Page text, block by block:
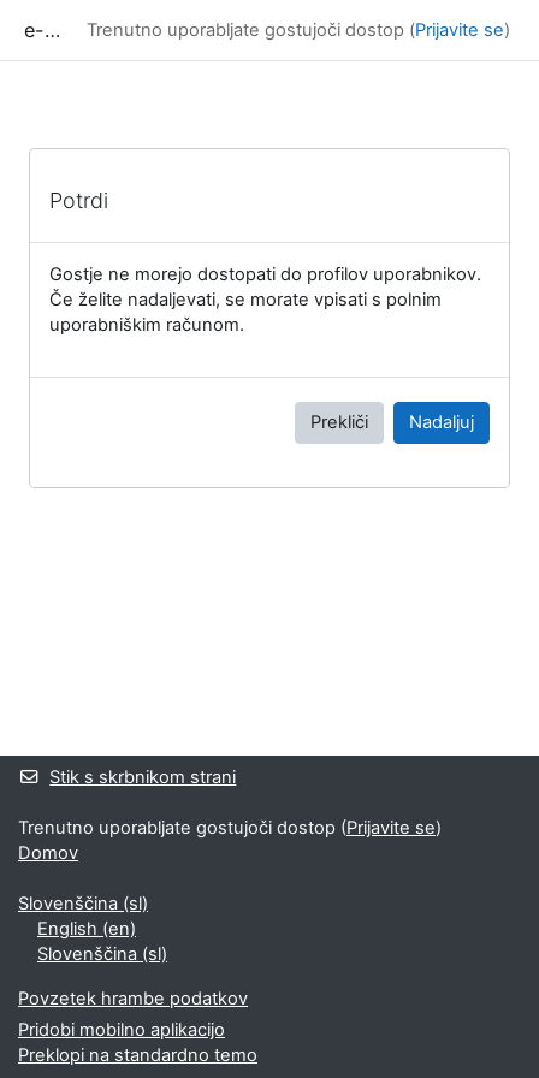
e-učilnica UP FAMNIT Trenutno uporabljate gostujoči dostop (Prijavite se)
Potrdi
Gostje ne morejo dostopati do profilov uporabnikov.
Če želite nadaljevati, se morate vpisati s polnim
uporabniškim računom.
Prekliči Nadaljuj
Stik s skrbnikom strani
Trenutno uporabljate gostujoči dostop (Prijavite se)
Domov
Slovenščina ‎(sl)‎
English ‎(en)‎
Slovenščina ‎(sl)‎
Povzetek hrambe podatkov
Pridobi mobilno aplikacijo
Preklopi na standardno temo